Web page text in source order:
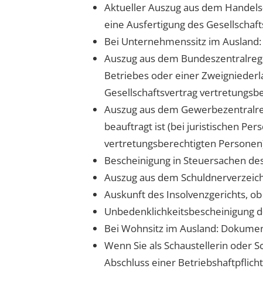
Aktueller Auszug aus dem
eine Ausfertigung des
Bei Unternehmenssitz im
Auszug aus dem
Betriebes oder einer
Gesellschaftsvertrag
Auszug aus dem
beauftragt ist (bei juristischen
vertretungsberechtigten
Bescheinigung in Steuersachen
Auszug aus dem
Auskunft des Insolvenzgerichts,
Unbedenklichkeitsbescheinigung
Bei Wohnsitz im Ausland:
Wenn Sie als Schaustellerin oder
Abschluss einer